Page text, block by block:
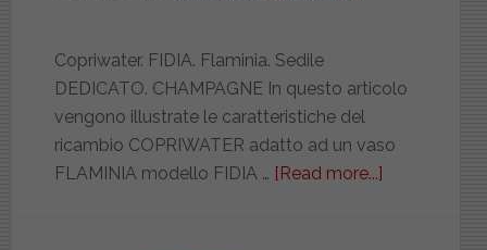
Copriwater. FIDIA. Flaminia. Sedile
DEDICATO. CHAMPAGNE In questo articolo
vengono illustrate le caratteristiche del
ricambio COPRIWATER adatto ad un vaso
FLAMINIA modello FIDIA … [Read more...]